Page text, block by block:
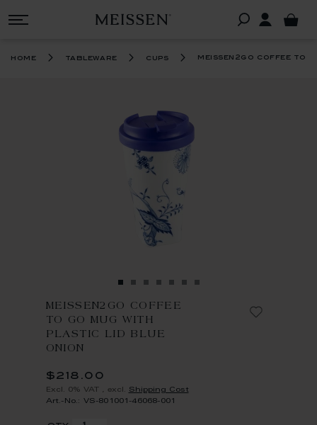
home tableware cups meissen2go coffee to
MEISSEN2GO COFFEE
TO GO MUG WITH
PLASTIC LID BLUE
ONION
$218.00
Excl. 0% VAT excl. Shipping Cost
Art.-No.: VS-801001-46068-001